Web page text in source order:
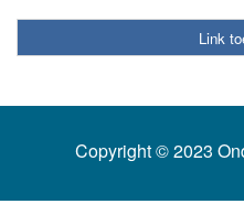
Link
Copyright © 2023